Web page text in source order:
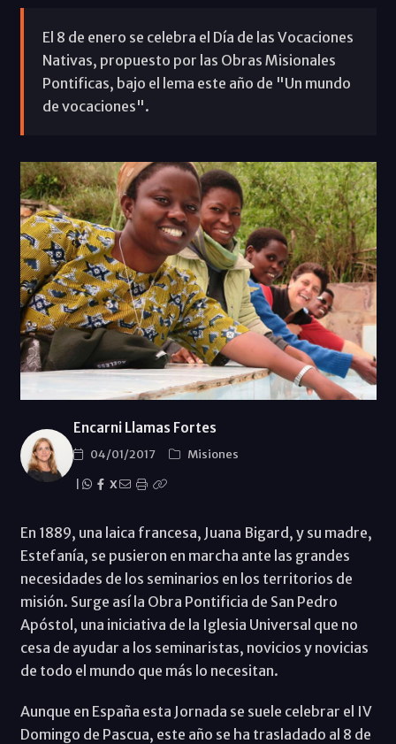
El 8 de enero se celebra el Día de las Vocaciones
Nativas, propuesto por las Obras Misionales
Pontificas, bajo el lema este año de "Un mundo
de vocaciones".
Encarni Llamas Fortes
04/01/2017
Misiones
X
En 1889, una laica francesa, Juana Bigard, y su madre,
Estefanía, se pusieron en marcha ante las grandes
necesidades de los seminarios en los territorios de
misión. Surge así la Obra Pontificia de San Pedro
Apóstol, una iniciativa de la Iglesia Universal que no
cesa de ayudar a los seminaristas, novicios y novicias
de todo el mundo que más lo necesitan.
Aunque en España esta Jornada se suele celebrar el IV
Domingo de Pascua, este año se ha trasladado al 8 de